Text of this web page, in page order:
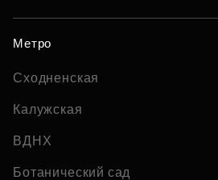
Метро
Сходненская
Калужская
ВДНХ
Ботанический сад